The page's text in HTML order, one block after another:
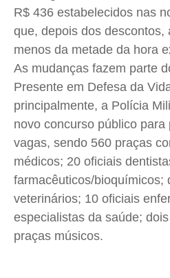
R$ 436 estabelecidos nas
que, depois dos descontos,
menos da metade da hora
As mudanças fazem parte
Presente em Defesa da
principalmente, a Polícia
novo concurso público
vagas, sendo 560 praças
médicos; 20 oficiais
farmacêuticos/bioquímicos;
veterinários; 10 oficiais
especialistas da saúde;
praças músicos.